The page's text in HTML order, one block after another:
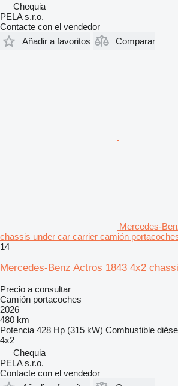
Chequia
PELA s.r.o.
Contacte con el vendedor
Añadir a favoritos
Comparar
Mercedes-
chassis under car carrier camión
14
Mercedes-Benz Actros 1843 4x2
Precio a consultar
Camión portacoches
2026
480 km
Potencia 428 Hp (315 kW) Combustible
4x2
Chequia
PELA s.r.o.
Contacte con el vendedor